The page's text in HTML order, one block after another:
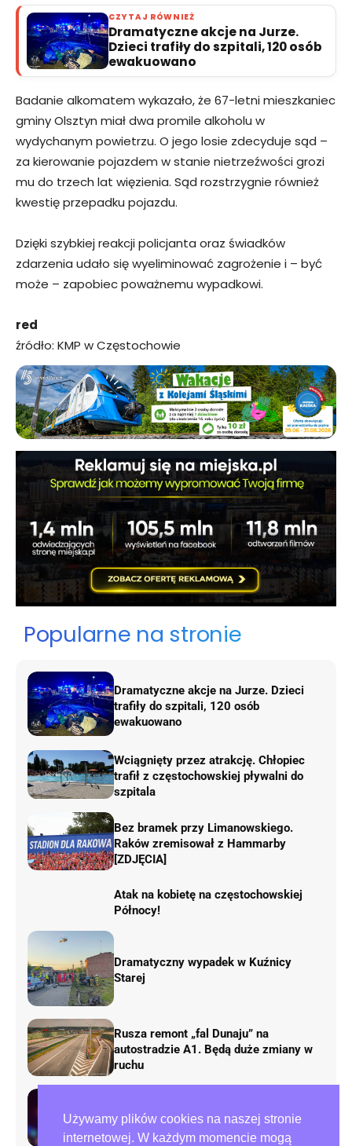
Używamy plików cookies na naszej stronie
internetowej. W każdym momencie mogą
CZYTAJ RÓWNIEŻ
Dramatyczne akcje na Jurze.
Dzieci trafiły do szpitali, 120 osób
ewakuowano
Badanie alkomatem wykazało, że 67-letni mieszkaniec
gminy Olsztyn miał dwa promile alkoholu w
wydychanym powietrzu. O jego losie zdecyduje sąd –
za kierowanie pojazdem w stanie nietrzeźwości grozi
mu do trzech lat więzienia. Sąd rozstrzygnie również
kwestię przepadku pojazdu.
Dzięki szybkiej reakcji policjanta oraz świadków
zdarzenia udało się wyeliminować zagrożenie i – być
może – zapobiec poważnemu wypadkowi.
red
źródło: KMP w Częstochowie
Popularne na stronie
Dramatyczne akcje na Jurze. Dzieci
trafiły do szpitali, 120 osób
ewakuowano
Wciągnięty przez atrakcję. Chłopiec
trafił z częstochowskiej pływalni do
szpitala
Bez bramek przy Limanowskiego.
Raków zremisował z Hammarby
[ZDJĘCIA]
Atak na kobietę na częstochowskiej
Północy!
Dramatyczny wypadek w Kuźnicy
Starej
Rusza remont „fal Dunaju” na
autostradzie A1. Będą duże zmiany w
ruchu
Tragedia przy ulicy Zana w
Częstochowie. Nie żyje mężczyzna